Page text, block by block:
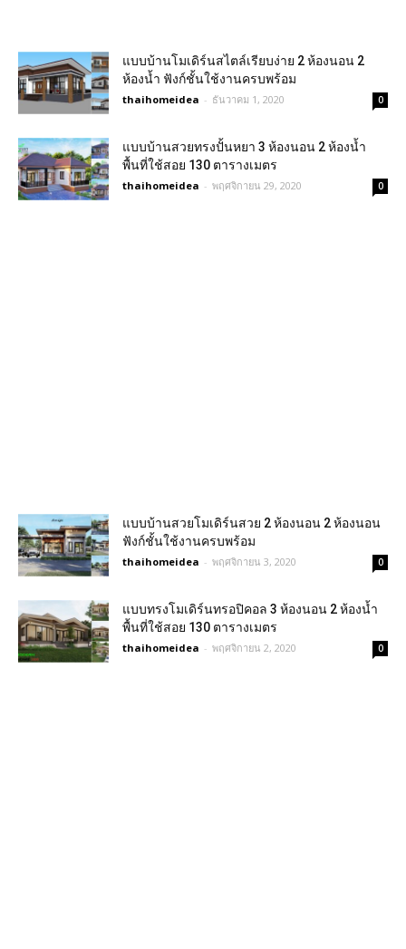
แบบบ้านโมเดิร์นสไตล์เรียบง่าย 2 ห้องนอน 2
ห้องน้ำ ฟังก์ชั้นใช้งานครบพร้อม
thaihomeidea - ธันวาคม 1, 2020 0
แบบบ้านสวยทรงปั้นหยา 3 ห้องนอน 2 ห้องน้ำ
พื้นที่ใช้สอย 130 ตารางเมตร
thaihomeidea - พฤศจิกายน 29, 2020 0
แบบบ้านสวยโมเดิร์นสวย 2 ห้องนอน 2 ห้องนอน
ฟังก์ชั้นใช้งานครบพร้อม
thaihomeidea - พฤศจิกายน 3, 2020 0
แบบทรงโมเดิร์นทรอปิคอล 3 ห้องนอน 2 ห้องน้ำ
พื้นที่ใช้สอย 130 ตารางเมตร
thaihomeidea - พฤศจิกายน 2, 2020 0